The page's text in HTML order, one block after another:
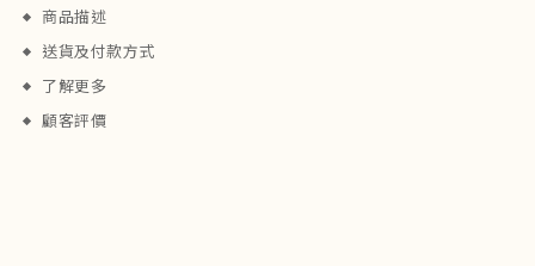
商品描述
送貨及付款方式
了解更多
顧客評價